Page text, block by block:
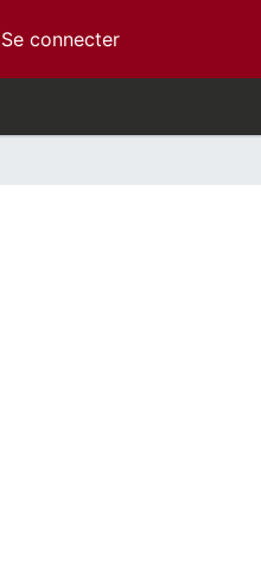
Se connecter(current)